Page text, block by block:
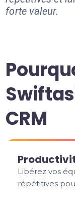
forte valeur.
CRM
Libérez vos
répétitives